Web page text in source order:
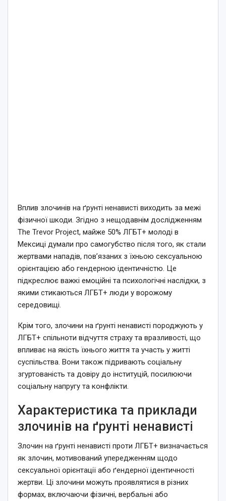
Вплив злочинів на ґрунті ненависті виходить за межі
фізичної шкоди. Згідно з нещодавнім дослідженням
The Trevor Project, майже 50% ЛГБТ+ молоді в
Мексиці думали про самогубство після того, як стали
жертвами нападів, пов’язаних з їхньою сексуальною
орієнтацією або гендерною ідентичністю. Це
підкреслює важкі емоційні та психологічні наслідки, з
якими стикаються ЛГБТ+ люди у ворожому
середовищі.
Крім того, злочини на ґрунті ненависті породжують у
ЛГБТ+ спільноти відчуття страху та вразливості, що
впливає на якість їхнього життя та участь у житті
суспільства. Вони також підривають соціальну
згуртованість та довіру до інституцій, посилюючи
соціальну напругу та конфлікти.
Характеристика та приклади
злочинів на ґрунті ненависті
Злочин на ґрунті ненависті проти ЛГБТ+ визначається
як злочин, мотивований упередженням щодо
сексуальної орієнтації або ґендерної ідентичності
жертви. Ці злочини можуть проявлятися в різних
формах, включаючи фізичні, вербальні або